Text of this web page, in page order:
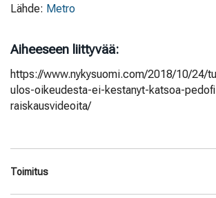
Lähde: Metro
Aiheeseen liittyvää:
https://www.nykysuomi.com/2018/10/24/
ulos-oikeudesta-ei-kestanyt-katsoa-
raiskausvideoita/
Toimitus